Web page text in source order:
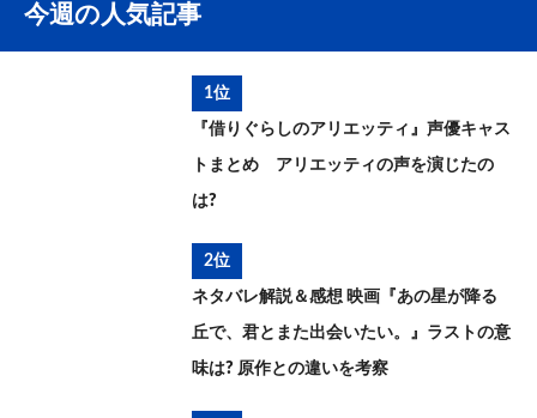
今週の人気記事
1位
『借りぐらしのアリエッティ』声優キャス
トまとめ アリエッティの声を演じたの
は?
2位
ネタバレ解説＆感想 映画『あの星が降る
丘で、君とまた出会いたい。』ラストの意
味は? 原作との違いを考察